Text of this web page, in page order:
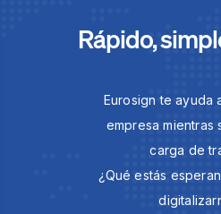
Rápido,
Eurosign te ayuda
empresa mientras
carga de
¿Qué estás